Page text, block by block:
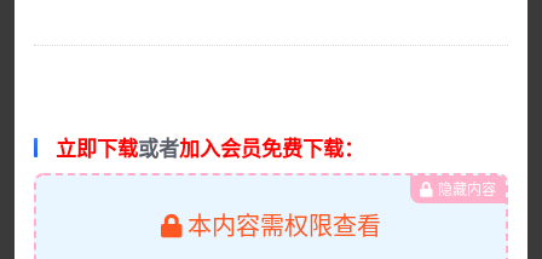
立即下载或者加入会员免费下载：
隐藏内容
本内容需权限查看